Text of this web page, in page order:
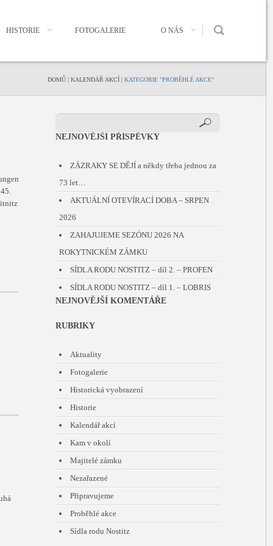
HISTORIE FOTOGALERIE O NÁS
DOMŮ | KALENDÁŘ AKCÍ | KATEGORIE "PROBĚHLÉ AKCE"
NEJNOVĚJŠÍ PŘÍSPĚVKY
ZÁZRAKY SE DĚJÍ a někdy třeba jednou za
73 let…
AKTUÁLNÍ OTEVÍRACÍ DOBA – SRPEN
2026
ZAHAJUJEME SEZÓNU 2026 NA
ROKYTNICKÉM ZÁMKU
SÍDLA RODU NOSTITZ – díl 2. – PROFEN
SÍDLA RODU NOSTITZ – díl 1. – LOBRIS
NEJNOVĚJŠÍ KOMENTÁŘE
RUBRIKY
Aktuality
Fotogalerie
Historická vyobrazení
Historie
Kalendář akcí
Kam v okolí
Majitelé zámku
Nezařazené
Připravujeme
Proběhlé akce
Sídla rodu Nostitz